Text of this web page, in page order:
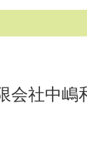
会社中嶋